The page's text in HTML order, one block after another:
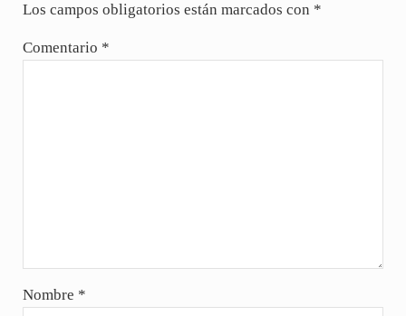
Los campos obligatorios están marcados con *
Comentario *
Nombre *